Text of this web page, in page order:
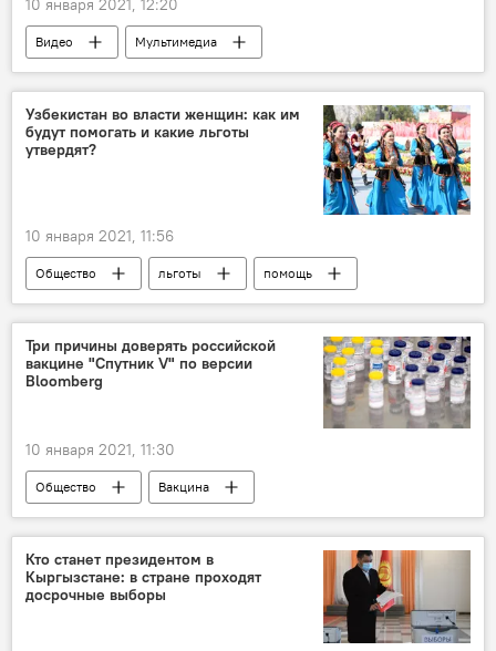
10 января 2021, 12:20
Видео
Мультимедиа
Хабиб Нурмагомедов
боец
рейтинг
Спорт
Узбекистан во власти женщин: как им
будут помогать и какие льготы
утвердят?
10 января 2021, 11:56
Общество льготы
помощь
женщины
правительство
Три причины доверять российской
вакцине "Спутник V" по версии
Bloomberg
10 января 2021, 11:30
Общество
Вакцина
Коронавирус COVID-19
пандемия
здоровье
спутник
Кто станет президентом в
Кыргызстане: в стране проходят
досрочные выборы